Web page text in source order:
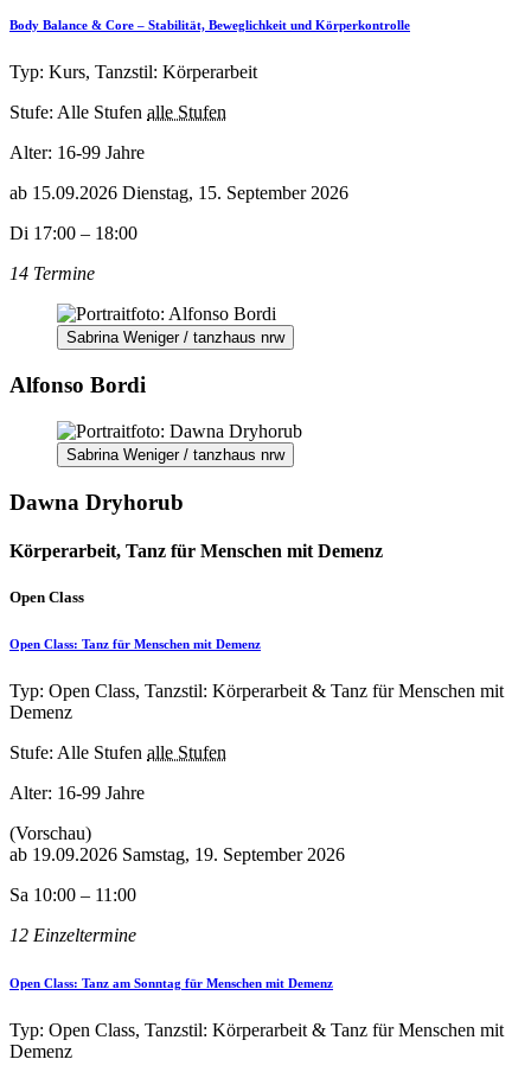
Body Balance & Core – Stabilität, Beweglichkeit und Körperkontrolle
Typ: Kurs, Tanzstil: Körperarbeit
Stufe: Alle Stufen alle Stufen
Alter: 16-99 Jahre
ab 15.09.2026 Dienstag, 15. September 2026
Di 17:00 – 18:00
14 Termine
Sabrina Weniger / tanzhaus nrw
Alfonso Bordi
Sabrina Weniger / tanzhaus nrw
Dawna Dryhorub
Körperarbeit, Tanz für Menschen mit Demenz
Open Class
Open Class: Tanz für Menschen mit Demenz
Typ: Open Class, Tanzstil: Körperarbeit & Tanz für Menschen mit
Demenz
Stufe: Alle Stufen alle Stufen
Alter: 16-99 Jahre
(Vorschau)
ab 19.09.2026 Samstag, 19. September 2026
Sa 10:00 – 11:00
12 Einzeltermine
Open Class: Tanz am Sonntag für Menschen mit Demenz
Typ: Open Class, Tanzstil: Körperarbeit & Tanz für Menschen mit
Demenz